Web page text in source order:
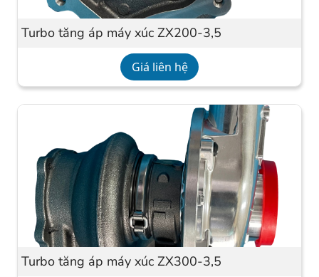
Turbo tăng áp máy xúc ZX200-3,5
Giá liên hệ
Turbo tăng áp máy xúc ZX300-3,5